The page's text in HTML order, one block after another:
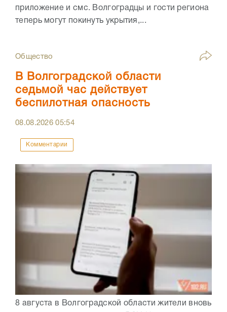
приложение и смс. Волгоградцы и гости региона
теперь могут покинуть укрытия,...
Общество
В Волгоградской области
седьмой час действует
беспилотная опасность
08.08.202605:54
Комментарии
8 августа в Волгоградской области жители вновь